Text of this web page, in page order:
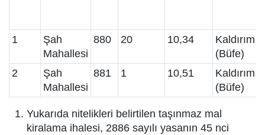
1
Şah
Mahallesi
880 20 10,34
Kaldırım
(Büfe)
2
Şah
Mahallesi
881 1 10,51
Kaldırım
(Büfe)
Yukarıda nitelikleri belirtilen taşınmaz mal
kiralama ihalesi, 2886 sayılı yasanın 45 nci